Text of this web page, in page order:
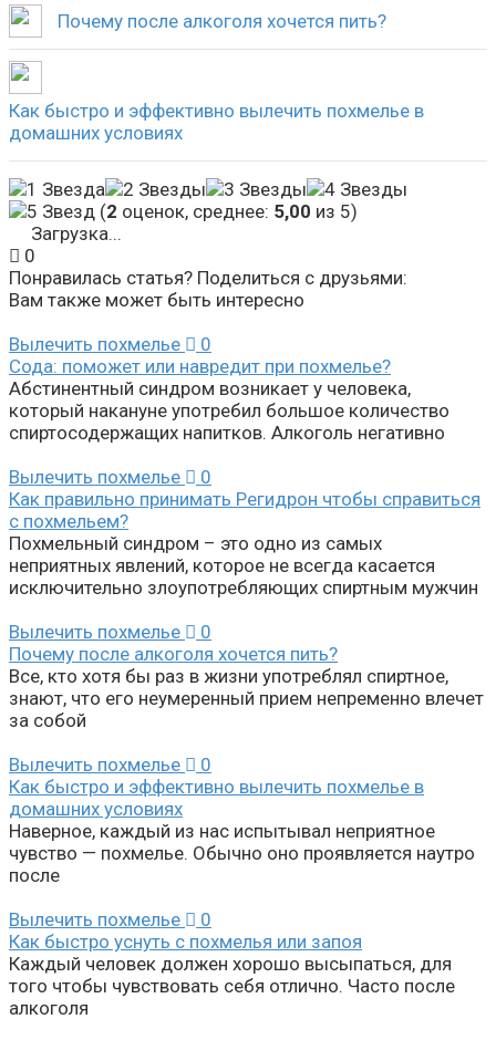
Почему после алкоголя хочется пить?
Как быстро и эффективно вылечить похмелье в
домашних условиях
(2 оценок, среднее: 5,00 из 5)
Загрузка...
0
Понравилась статья? Поделиться с друзьями:
Вам также может быть интересно
Вылечить похмелье
0
Сода: поможет или навредит при похмелье?
Абстинентный синдром возникает у человека,
который накануне употребил большое количество
спиртосодержащих напитков. Алкоголь негативно
Вылечить похмелье
0
Как правильно принимать Регидрон чтобы справиться
с похмельем?
Похмельный синдром – это одно из самых
неприятных явлений, которое не всегда касается
исключительно злоупотребляющих спиртным мужчин
Вылечить похмелье
0
Почему после алкоголя хочется пить?
Все, кто хотя бы раз в жизни употреблял спиртное,
знают, что его неумеренный прием непременно влечет
за собой
Вылечить похмелье
0
Как быстро и эффективно вылечить похмелье в
домашних условиях
Наверное, каждый из нас испытывал неприятное
чувство — похмелье. Обычно оно проявляется наутро
после
Вылечить похмелье
0
Как быстро уснуть с похмелья или запоя
Каждый человек должен хорошо высыпаться, для
того чтобы чувствовать себя отлично. Часто после
алкоголя